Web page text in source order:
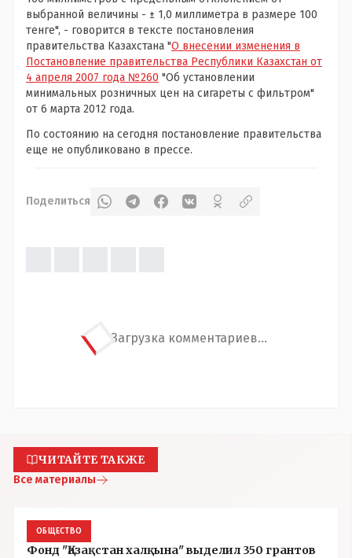
выбранной величины - ± 1,0 миллиметра в размере 100
тенге", - говорится в тексте постановления
правительства Казахстана "О внесении изменения в
Постановление правительства Республики Казахстан от
4 апреля 2007 года №260 "Об установлении
минимальных розничных цен на сигареты с фильтром"
от 6 марта 2012 года.
По состоянию на сегодня постановление правительства
еще не опубликовано в прессе.
Поделиться
Загрузка комментариев...
ЧИТАЙТЕ ТАКЖЕ
Все материалы
ОБЩЕСТВО
Фонд "Қазақстан халқына" выделил 350 грантов